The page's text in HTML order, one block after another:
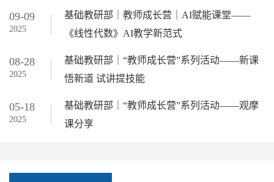
09-09
2025
基础教研部｜教师成长营｜AI赋能课堂——
《线性代数》AI教学新范式
08-28
2025
基础教研部｜“教师成长营”系列活动——新课
悟新道 试讲提技能
05-18
2025
基础教研部｜“教师成长营”系列活动——观摩
课分享